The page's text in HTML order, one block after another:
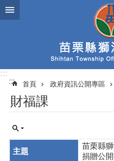
跳到主要內容區塊
:::
:::
首頁 政府資訊公開專區
財福課
苗栗縣
捐贈公